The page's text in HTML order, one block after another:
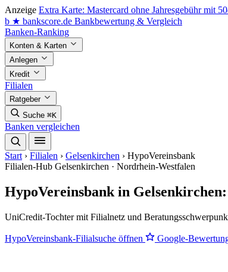
Anzeige Extra Karte: Mastercard ohne Jahresgebühr mit
b ★ bankscore.de Bankbewertung & Vergleich
Banken-Ranking
Konten & Karten
Anlegen
Kredit
Filialen
Ratgeber
Suche ⌘K
Banken vergleichen
Start › Filialen › Gelsenkirchen › HypoVereinsbank
Filialen-Hub Gelsenkirchen · Nordrhein-Westfalen
HypoVereinsbank in
UniCredit-Tochter mit Filialnetz und
HypoVereinsbank-Filialsuche öffnen Google-